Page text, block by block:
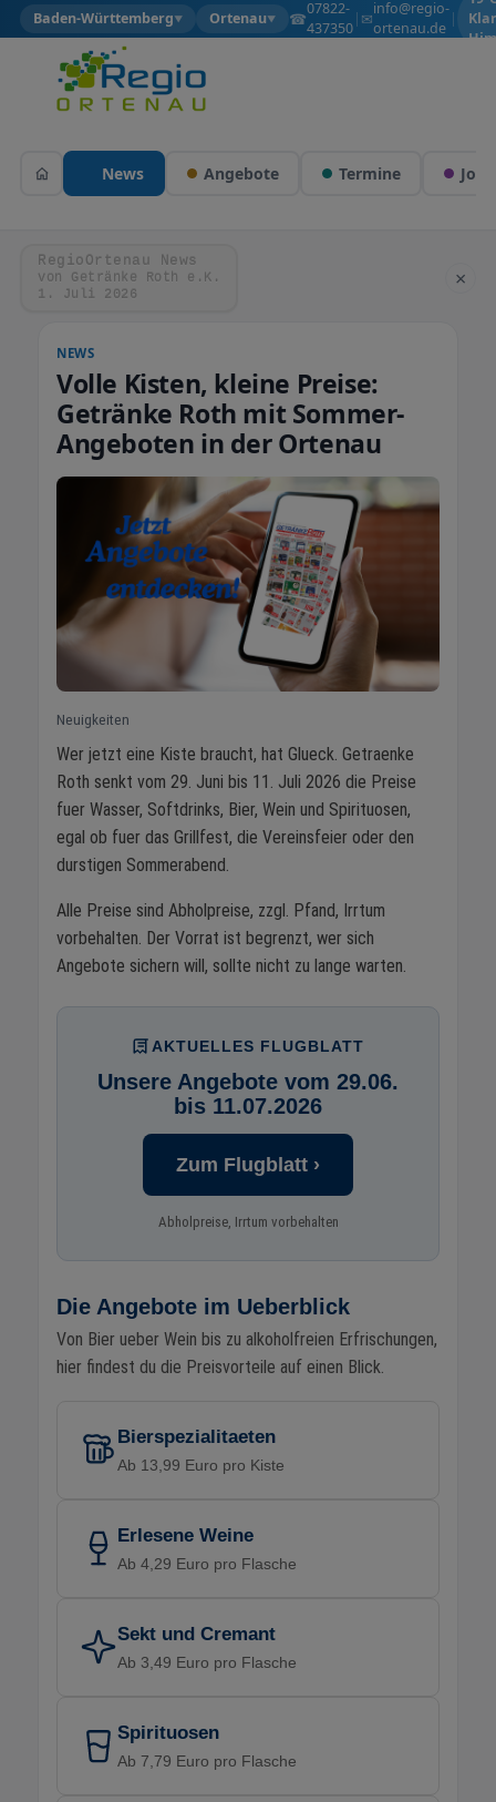
Baden-Württemberg▼ Ortenau▼ ☎07822-
437350
| ✉info@regio-
ortenau.de
|
News Angebote Termine Jobs
RegioOrtenau News
von Getränke Roth e.K.
1. Juli 2026
×
NEWS
Volle Kisten, kleine Preise:
Getränke Roth mit Sommer-
Angeboten in der Ortenau
Neuigkeiten
Wer jetzt eine Kiste braucht, hat Glueck. Getraenke
Roth senkt vom 29. Juni bis 11. Juli 2026 die Preise
fuer Wasser, Softdrinks, Bier, Wein und Spirituosen,
egal ob fuer das Grillfest, die Vereinsfeier oder den
durstigen Sommerabend.
Alle Preise sind Abholpreise, zzgl. Pfand, Irrtum
vorbehalten. Der Vorrat ist begrenzt, wer sich
Angebote sichern will, sollte nicht zu lange warten.
AKTUELLES FLUGBLATT
Unsere Angebote vom 29.06.
bis 11.07.2026
Zum Flugblatt ›
Abholpreise, Irrtum vorbehalten
Die Angebote im Ueberblick
Von Bier ueber Wein bis zu alkoholfreien Erfrischungen,
hier findest du die Preisvorteile auf einen Blick.
Bierspezialitaeten
Ab 13,99 Euro pro Kiste
Erlesene Weine
Ab 4,29 Euro pro Flasche
Sekt und Cremant
Ab 3,49 Euro pro Flasche
Spirituosen
Ab 7,79 Euro pro Flasche